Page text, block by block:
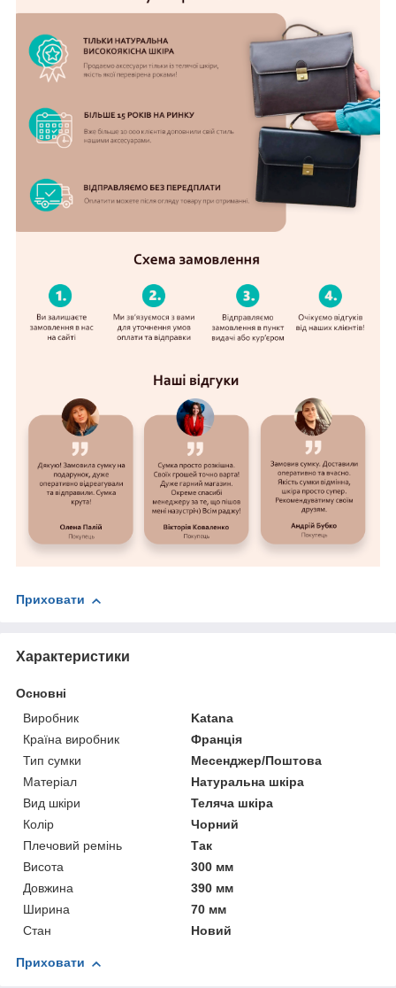
Приховати
Характеристики
Основні
Виробник
Katana
Країна виробник
Франція
Тип сумки
Месенджер/Поштова
Матеріал
Натуральна шкіра
Вид шкіри
Теляча шкіра
Колір
Чорний
Плечовий ремінь
Так
Висота
300 мм
Довжина
390 мм
Ширина
70 мм
Стан
Новий
Приховати